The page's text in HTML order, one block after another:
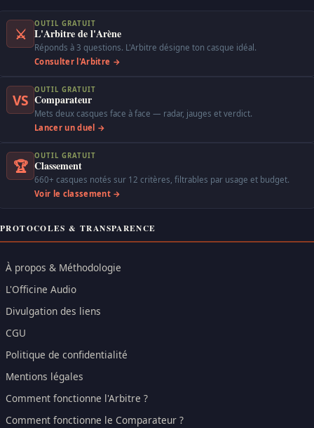
⚔
OUTIL GRATUIT
L'Arbitre de l'Arène
Réponds à 3 questions. L'Arbitre désigne ton casque idéal.
Consulter l'Arbitre →
VS
OUTIL GRATUIT
Comparateur
Mets deux casques face à face — radar, jauges et verdict.
Lancer un duel →
🏆
OUTIL GRATUIT
Classement
660+ casques notés sur 12 critères, filtrables par usage et budget.
Voir le classement →
PROTOCOLES & TRANSPARENCE
À propos & Méthodologie
L'Officine Audio
Divulgation des liens
CGU
Politique de confidentialité
Mentions légales
Comment fonctionne l'Arbitre ?
Comment fonctionne le Comparateur ?